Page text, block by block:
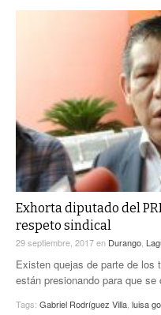
Exhorta diputado del
respeto sindical
29 septiembre, 2017en Durango
Existen quejas de parte de los
están presionando para que
Tags: Gabriel Rodríguez Villa luisa